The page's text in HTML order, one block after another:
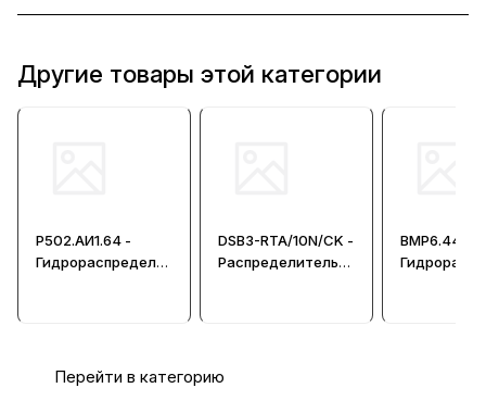
Другие товары этой категории
Р502.АИ1.64 -
Гидрораспредели
DSB3-RTA/10N/CK -
Распределитель
ВМР6.44 -
Перейти в категорию